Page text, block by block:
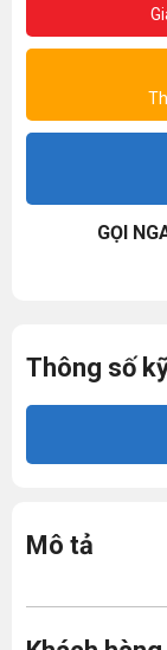
GỌI
Mô tả
Thông số